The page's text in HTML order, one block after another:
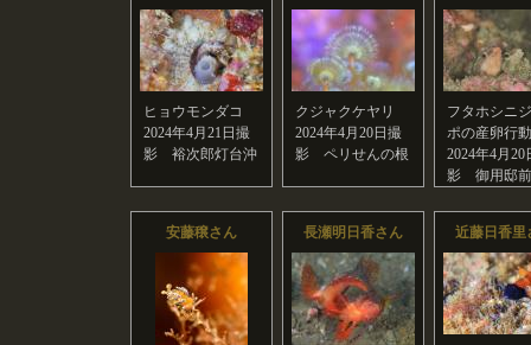
ヒョウモンダコ
2024年4月21日撮
影 裕次郎灯台沖
クジャクケヤリ
2024年4月20日撮
影 ペリせんの根
フタホシニ
ポの産卵
2024年4月20
影 御用邸前
安藤穣さん 長瀬明日香さん 近藤日香里